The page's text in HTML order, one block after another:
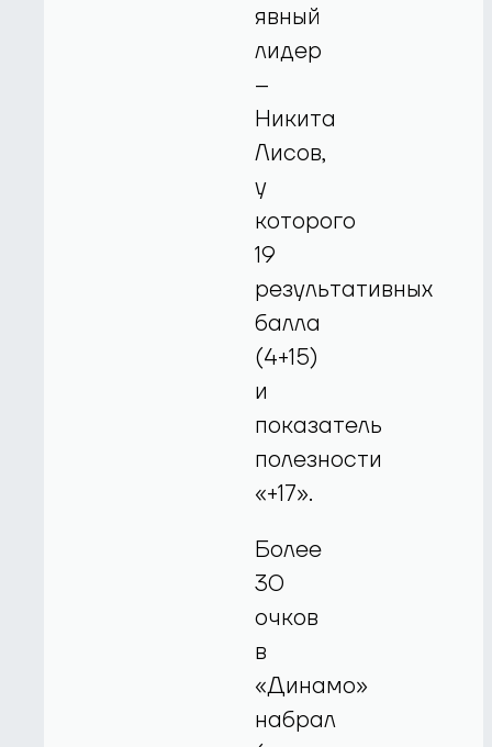
явный
лидер
–
Никита
Лисов,
у
которого
19
результативных
балла
(4+15)
и
показатель
полезности
«+17».
Более
30
очков
в
«Динамо»
набрал